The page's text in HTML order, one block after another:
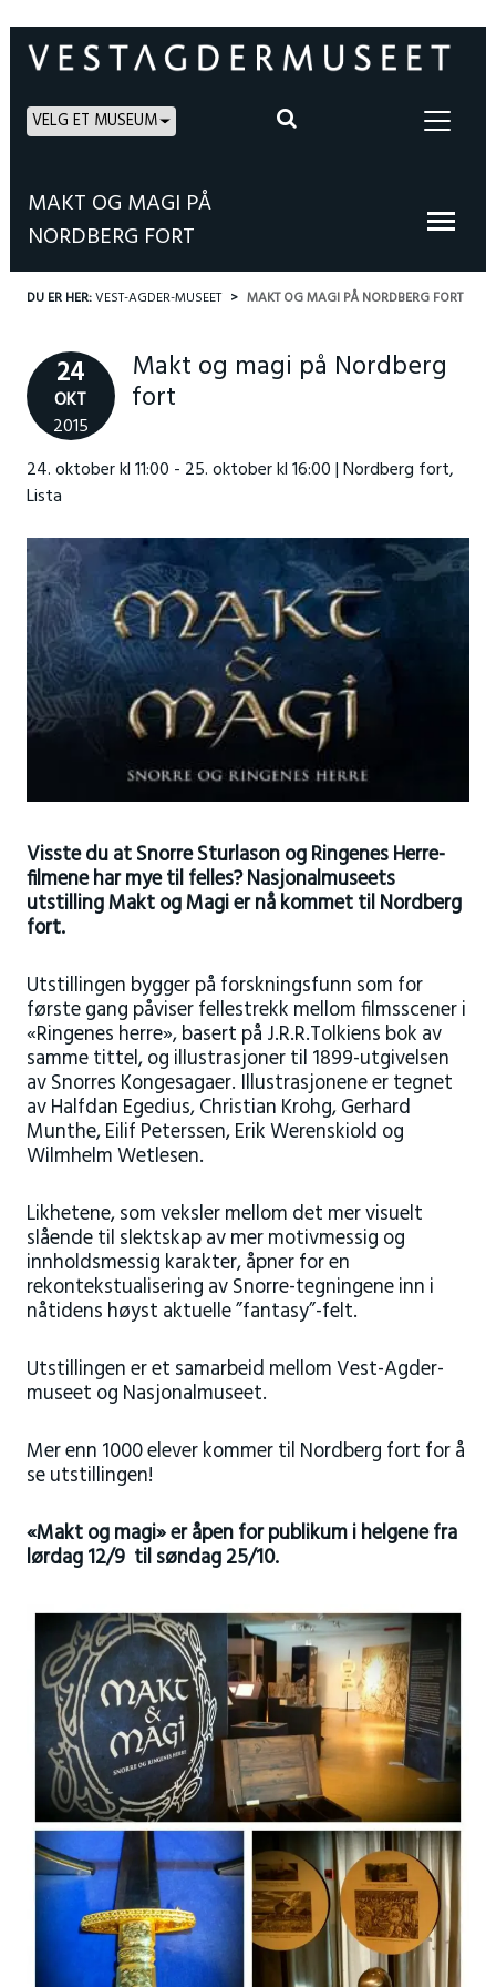
VELG ET MUSEUM
MAKT OG MAGI PÅ
NORDBERG FORT
DU ER HER:VEST-AGDER-MUSEET MAKT OG MAGI PÅ NORDBERG FORT
24
OKT
2015
Makt og magi på Nordberg
fort
24. oktober kl 11:00 - 25. oktober kl 16:00 | Nordberg fort,
Lista
Visste du at Snorre Sturlason og Ringenes Herre-
filmene har mye til felles? Nasjonalmuseets
utstilling Makt og Magi er nå kommet til Nordberg
fort.
Utstillingen bygger på forskningsfunn som for
første gang påviser fellestrekk mellom filmsscener i
«Ringenes herre», basert på J.R.R.Tolkiens bok av
samme tittel, og illustrasjoner til 1899-utgivelsen
av Snorres Kongesagaer. Illustrasjonene er tegnet
av Halfdan Egedius, Christian Krohg, Gerhard
Munthe, Eilif Peterssen, Erik Werenskiold og
Wilmhelm Wetlesen.
Likhetene, som veksler mellom det mer visuelt
slående til slektskap av mer motivmessig og
innholdsmessig karakter, åpner for en
rekontekstualisering av Snorre-tegningene inn i
nåtidens høyst aktuelle ”fantasy”-felt.
Utstillingen er et samarbeid mellom Vest-Agder-
museet og Nasjonalmuseet.
Mer enn 1000 elever kommer til Nordberg fort for å
se utstillingen!
«Makt og magi» er åpen for publikum i helgene fra
lørdag 12/9 til søndag 25/10.